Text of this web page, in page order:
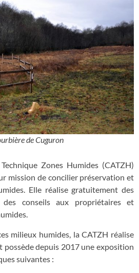
de Cuguron
Zones Humides (CATZH)
mission de concilier préservation et
Elle réalise gratuitement des
conseils aux propriétaires et
milieux humides, la CATZH réalise
possède depuis 2017 une exposition
suivantes :